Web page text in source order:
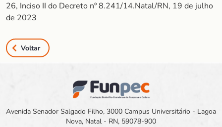
26, Inciso II do Decreto nº 8.241/14.Natal/RN, 19 de julho
de 2023
Voltar
Avenida Senador Salgado Filho, 3000 Campus Universitário - Lagoa
Nova, Natal - RN, 59078-900